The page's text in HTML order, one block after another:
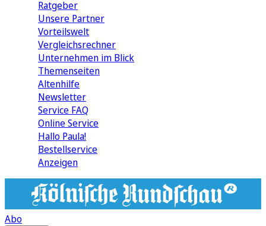
Ratgeber
Unsere Partner
Vorteilswelt
Vergleichsrechner
Unternehmen im Blick
Themenseiten
Altenhilfe
Newsletter
Service FAQ
Online Service
Hallo Paula!
Bestellservice
Anzeigen
Abo